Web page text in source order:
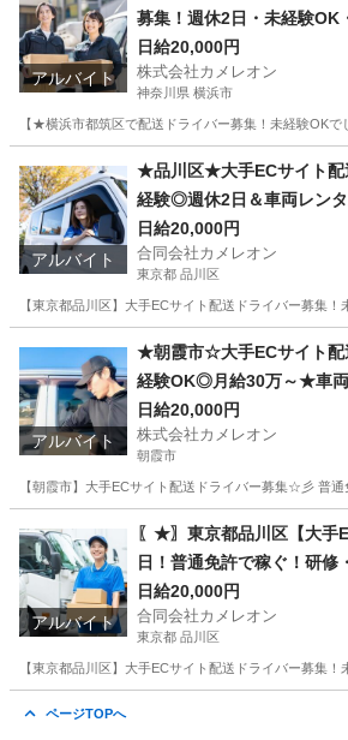
アルバイト
募集！週休2日・未経験OK
日給20,000円
株式会社カメレオン
神奈川県 横浜市
【★横浜市都筑区で配送ドライバー募集！未経験OK
ドライバー 積み込み
アルバイト
★品川区★大手ECサイト配
経験◎週休2日＆車両レンタ
日給20,000円
合同会社カメレオン
東京都 品川区
【東京都品川区】大手ECサイト配送ドライバー募集
ドライバー 積み込み
アルバイト
★朝霞市☆大手ECサイト配
経験OK◎月給30万～★車
可！
日給20,000円
株式会社カメレオン
朝霞市
【朝霞市】大手ECサイト配送ドライバー募集☆彡 普
ドライバー 積み込み
アルバイト
〖★〗東京都品川区【大手
日！普通免許で稼ぐ！研修
日給20,000円
合同会社カメレオン
東京都 品川区
【東京都品川区】大手ECサイト配送ドライバー募集
ページTOPへ